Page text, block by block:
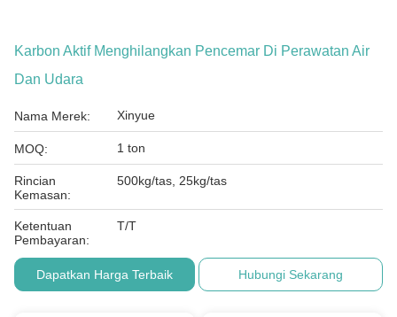
Karbon Aktif Menghilangkan Pencemar Di Perawatan Air
Dan Udara
Nama Merek: Xinyue
MOQ: 1 ton
Rincian
Kemasan:
500kg/tas, 25kg/tas
Ketentuan
Pembayaran:
T/T
Dapatkan Harga Terbaik Hubungi Sekarang